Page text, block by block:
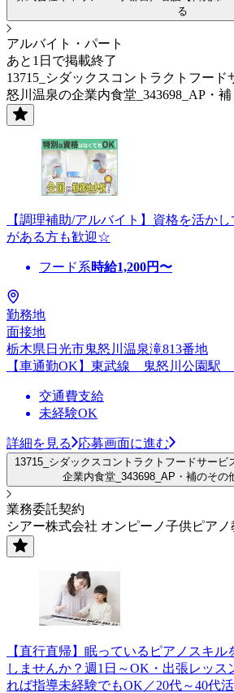
る
アルバイト・パート
あと1日で掲載終了
13715_シダックスコントラクトフード
怒川温泉の企業内食堂_343698_AP・補
【調理補助/アルバイト】資格を活か
がある方も歓迎☆
フード系時給1,200円〜
勤務地
面接地
栃木県日光市鬼怒川温泉滝813番地
【車通勤OK】東武線 鬼怒川公園駅
交通費支給
未経験OK
詳細を見る 応募画面に進む
13715_シダックスコントラクトフードサービ
企業内食堂_343698_AP・補のその
業務委託契約
シアー株式会社 オンピーノ子供ピア
【直行直帰】眠っているピアノスキ
しませんか？週1日～OK・出張レッス
れば指導未経験でもOK／20代～40代